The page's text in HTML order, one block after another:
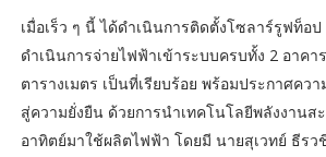
เมื่อเร็ว ๆ นี้ ได้ดำเนินการติดตั้งโซลาร์รูฟท็อ
ดำเนินการจ่ายไฟฟ้าเข้าระบบครบทั้ง 2 อาค
ตารางเมตร เป็นที่เรียบร้อย พร้อมประกาศคว
สู่ความยั่งยืน ด้วยการนําเทคโนโลยีพลังงานส
อาทิตย์มาใช้ผลิตไฟฟ้า โดยมี นายสุเวทย์ ธีรว